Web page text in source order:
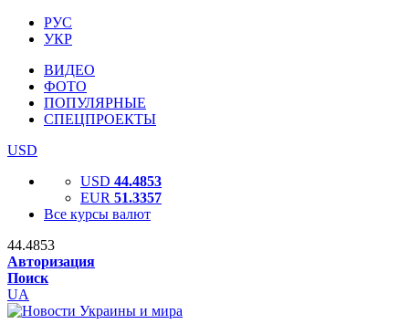
РУС
УКР
ВИДЕО
ФОТО
ПОПУЛЯРНЫЕ
СПЕЦПРОЕКТЫ
USD
USD 44.4853
EUR 51.3357
Все курсы валют
44.4853
Авторизация
Поиск
UA